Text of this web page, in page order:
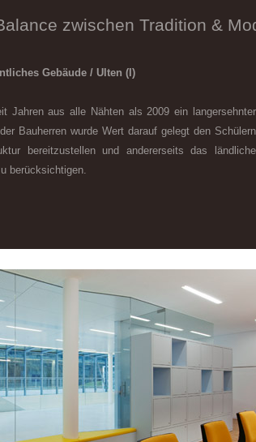
zwischen Tradition &
Gebäude / Ulten (I)
Jahren aus alle Nähten als 2009 ein langersehnter
Bauherren wurde Wert darauf gelegt den Schülern
bereitzustellen und andererseits das ländliche
berücksichtigen.